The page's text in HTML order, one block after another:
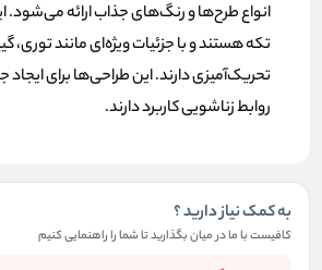
انواع طرح‌ها و رنگ‌های جذاب ارائه
تکه هستند و با جزئیات ویژه‌ای مانند توری،
تحریک‌آمیزی دارند. این طراحی‌ها برای
روابط زناشویی کاربرد دارند.
به کمک نیاز دارید ؟
کافیست با ما در میان بگذارید تا شما را راهنمایی کنیم